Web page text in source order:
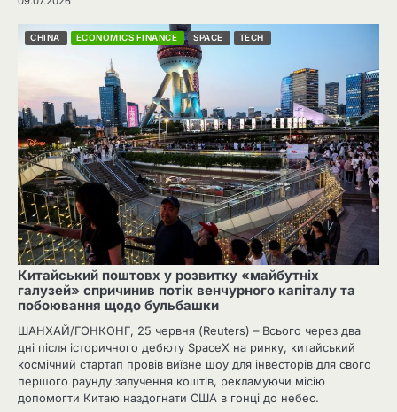
CHINA ECONOMICS FINANCE SPACE TECH
Китайський поштовх у розвитку «майбутніх
галузей» спричинив потік венчурного капіталу та
побоювання щодо бульбашки
ШАНХАЙ/ГОНКОНГ, 25 червня (Reuters) – Всього через два
дні після історичного дебюту SpaceX на ринку, китайський
космічний стартап провів виїзне шоу для інвесторів для свого
першого раунду залучення коштів, рекламуючи місію
допомогти Китаю наздогнати США в гонці до небес.